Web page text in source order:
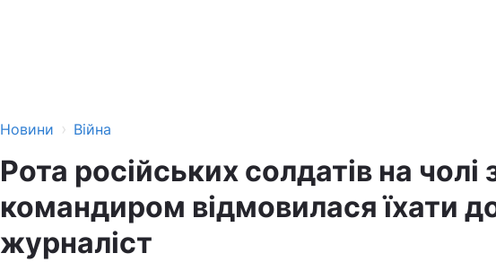
Новини › Війна
Рота російських солдатів на чолі
командиром відмовилася їхати
журналіст